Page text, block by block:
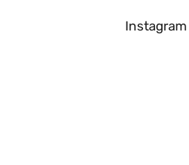
Instagram